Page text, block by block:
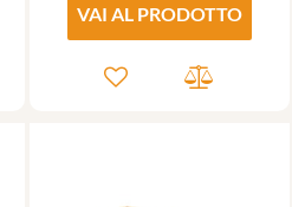
VAI AL PRODOTTO